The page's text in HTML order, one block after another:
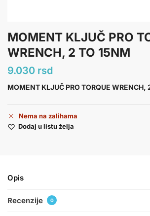
MOMENT KLJUČ PRO
WRENCH, 2 TO 15NM
9.030 rsd
MOMENT KLJUČ PRO TORQUE WRENCH,
Nema na zalihama
Dodaj u listu želja
Opis
Recenzije 0